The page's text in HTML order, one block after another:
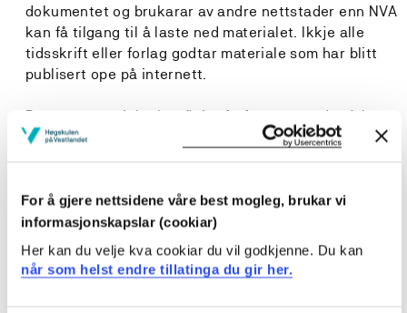
For å gjere nettsidene våre best mogleg, brukar vi
informasjonskapslar (cookiar)
Her kan du velje kva cookiar du vil godkjenne. Du kan
når som helst endre tillatinga du gir her.
dokumentet og brukarar av andre nettstader enn NVA
kan få tilgang til å laste ned materialet. Ikkje alle
tidsskrift eller forlag godtar materiale som har blitt
publisert ope på internett.
Dersom materialet har fleire forfattarar, er du sjølv
ansvarleg for å innhente løyve frå medforfattarane.
Som forfattar garanterer du at dokumentet ikkje
inneheld materiale som kan stride mot gjeldande
norsk rett eller har koplingar til slikt materiale.